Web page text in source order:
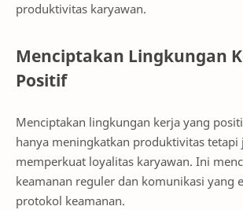
produktivitas karyawan.
Menciptakan Lingkungan
Positif
Menciptakan lingkungan kerja yang
hanya meningkatkan produktivitas tetapi
memperkuat loyalitas karyawan. Ini
keamanan reguler dan komunikasi yang
protokol keamanan.